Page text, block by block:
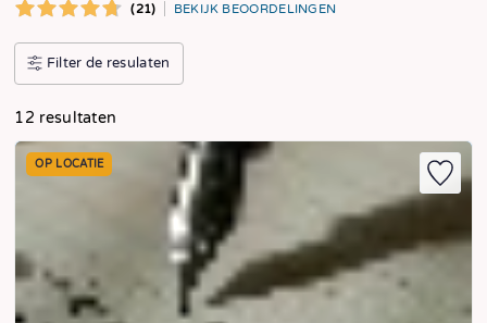
(21) BEKIJK BEOORDELINGEN
Filter de resulaten
12 resultaten
OP LOCATIE